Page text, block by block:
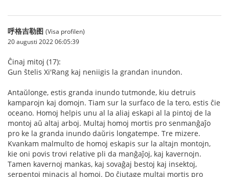
呼格吉勒图 (Visa profilen)
20 augusti 2022 06:05:39
Ĉinaj mitoj (17):
Gun ŝtelis Xi'Rang kaj neniigis la grandan inundon.
Antaŭlonge, estis granda inundo tutmonde, kiu detruis
kamparojn kaj domojn. Tiam sur la surfaco de la tero, estis ĉie
oceano. Homoj helpis unu al la aliaj eskapi al la pintoj de la
montoj aŭ altaj arboj. Multaj homoj mortis pro senmanĝaĵo
pro ke la granda inundo daŭris longatempe. Tre mizere.
Kvankam malmulto de homoj eskapis sur la altajn montojn,
kie oni povis trovi relative pli da manĝaĵoj, kaj kavernojn.
Tamen kavernoj mankas, kaj sovaĝaj bestoj kaj insektoj,
serpentoj minacis al homoj. Do ĉiutage multaj mortis pro